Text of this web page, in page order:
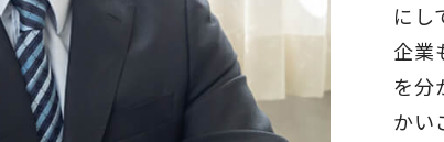
にし
企業
を分
かい